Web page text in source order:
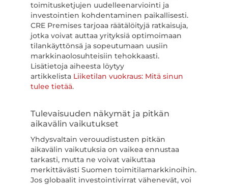
toimitusketjujen uudelleenarviointi ja
investointien kohdentaminen paikallisesti.
CRE Premises tarjoaa räätälöityjä ratkaisuja,
jotka voivat auttaa yrityksiä optimoimaan
tilankäyttönsä ja sopeutumaan uusiin
markkinaolosuhteisiin tehokkaasti.
Lisätietoja aiheesta löytyy
artikkelista Liiketilan vuokraus: Mitä sinun
tulee tietää.
Tulevaisuuden näkymät ja pitkän
aikavälin vaikutukset
Yhdysvaltain verouudistusten pitkän
aikavälin vaikutuksia on vaikea ennustaa
tarkasti, mutta ne voivat vaikuttaa
merkittävästi Suomen toimitilamarkkinoihin.
Jos globaalit investointivirrat vähenevät, voi